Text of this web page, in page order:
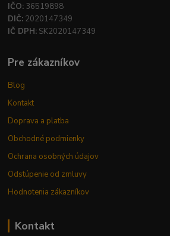
IČO: 36519898
DIČ: 2020147349
IČ DPH: SK2020147349
Pre zákazníkov
Blog
Kontakt
Doprava a platba
Obchodné podmienky
Ochrana osobných údajov
Odstúpenie od zmluvy
Hodnotenia zákazníkov
Kontakt